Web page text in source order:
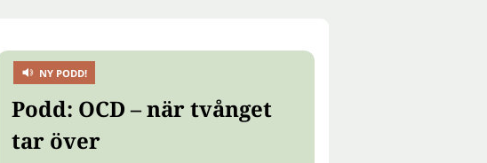
NY PODD!
Podd: OCD – när tvånget
tar över